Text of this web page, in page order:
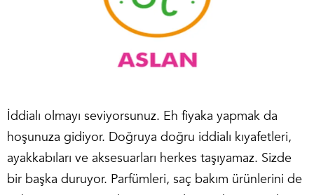
İddialı olmayı seviyorsunuz. Eh fiyaka yapmak da
hoşunuza gidiyor. Doğruya doğru iddialı kıyafetleri,
ayakkabıları ve aksesuarları herkes taşıyamaz. Sizde
bir başka duruyor. Parfümleri, saç bakım ürünlerini de